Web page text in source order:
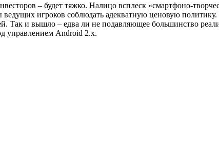
– будет тяжко. Налицо всплеск «смартфоно-
игроков соблюдать адекватную ценовую
Так и вышло – едва ли не подавляющее большинство
управлением Android 2.x.